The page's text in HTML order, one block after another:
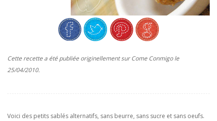
Cette recette a été publiée originellement sur Come Conmigo le
25/04/2010.
Voici des petits sablés alternatifs, sans beurre, sans sucre et sans oeufs.